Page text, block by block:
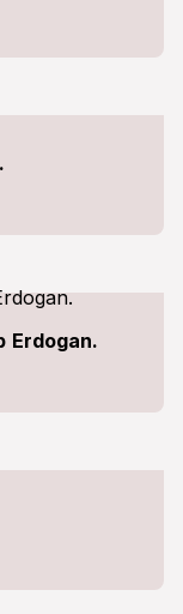
Erdogan.